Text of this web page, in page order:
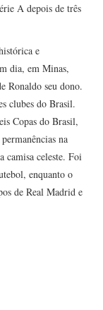
A depois de três
e
dia, em Minas,
Ronaldo seu dono.
clubes do Brasil.
Copas do Brasil,
na
camisa celeste. Foi
enquanto o
de Real Madrid e